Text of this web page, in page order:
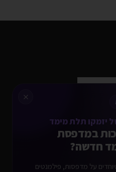
במדפסת
חדשה?
על מדפסות, פילמנטים